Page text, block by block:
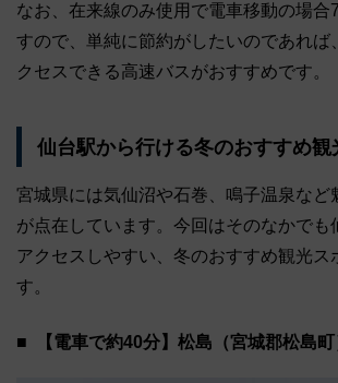
なお、在来線のみ使用で電車移動の場合
すので、単純に節約がしたいのであれば
クセスできる高速バスがおすすめです。
仙台駅から⾏ける冬のおすすめ観
宮城県には気仙沼や石巻、鳴子温泉など
が点在しています。今回はそのなかでも
アクセスしやすい、冬のおすすめ観光ス
す。
【電車で約40分】松島（宮城郡松島町